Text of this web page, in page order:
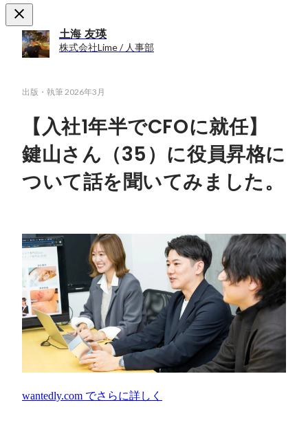
土海 友瑛
株式会社Lime / 人事部
出版・執筆 2026年3月
【入社1年半でCFOに就任】
鍵山さん（35）に役員昇格に
ついて話を聞いてみました。
wantedly.com でさらに詳しく